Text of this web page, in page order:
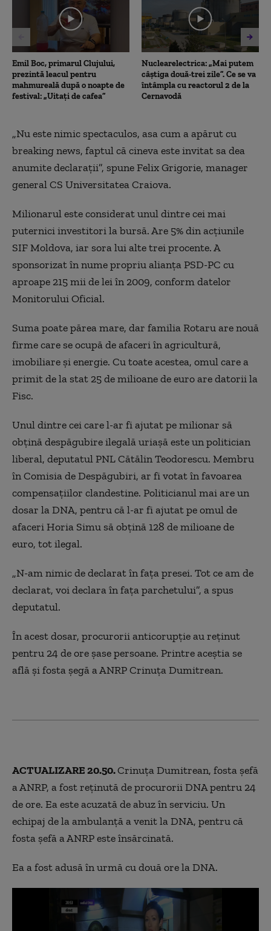
seconds
Emil Boc, primarul Clujului,
prezintă leacul pentru
mahmureală după o noapte de
festival: „Uitați de cafea”
Nuclearelectrica: „Mai putem
câștiga două-trei zile”. Ce se va
întâmpla cu reactorul 2 de la
Cernavodă
„Nu este nimic spectaculos, asa cum a apărut cu
breaking news, faptul că cineva este invitat sa dea
anumite declaraţii”, spune Felix Grigorie, manager
general CS Universitatea Craiova.
Milionarul este considerat unul dintre cei mai
puternici investitori la bursă. Are 5% din acţiunile
SIF Moldova, iar sora lui alte trei procente. A
sponsorizat în nume propriu alianţa PSD-PC cu
aproape 215 mii de lei în 2009, conform datelor
Monitorului Oficial.
Suma poate părea mare, dar familia Rotaru are nouă
firme care se ocupă de afaceri în agricultură,
imobiliare şi energie. Cu toate acestea, omul care a
primit de la stat 25 de milioane de euro are datorii la
Fisc.
Unul dintre cei care l-ar fi ajutat pe milionar să
obţină despăgubire ilegală uriaşă este un politician
liberal, deputatul PNL Cătălin Teodorescu. Membru
în Comisia de Despăgubiri, ar fi votat în favoarea
compensaţiilor clandestine. Politicianul mai are un
dosar la DNA, pentru că l-ar fi ajutat pe omul de
afaceri Horia Simu să obţină 128 de milioane de
euro, tot ilegal.
„N-am nimic de declarat în faţa presei. Tot ce am de
declarat, voi declara în faţa parchetului”, a spus
deputatul.
În acest dosar, procurorii anticorupţie au reţinut
pentru 24 de ore șase persoane. Printre aceștia se
află și fosta șegă a ANRP Crinuța Dumitrean.
ACTUALIZARE 20.50.Crinuța Dumitrean, fosta șefă
a ANRP, a fost reținută de procurorii DNA pentru 24
de ore. Ea este acuzată de abuz în serviciu. Un
echipaj de la ambulanță a venit la DNA, pentru că
fosta șefă a ANRP este însărcinată.
Ea a fost adusă în urmă cu două ore la DNA.